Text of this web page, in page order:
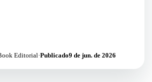
Editorial·Publicado9 de jun. de 2026